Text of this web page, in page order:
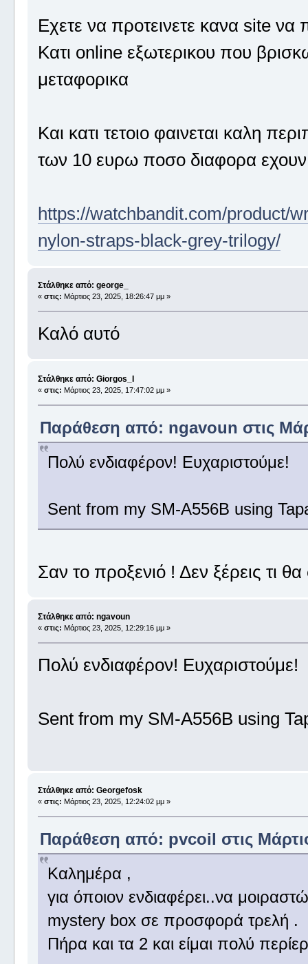
Εχετε να προτεινετε κανα site
Κατι online εξωτερικου που
μεταφορικα
Και κατι τετοιο φαινεται καλη
των 10 ευρω ποσο διαφορα εχουν
https://watchbandit.com/product/
nylon-straps-black-grey-trilogy/
Στάλθηκε από: george_
« στις: Μάρτιος 23, 2025, 18:26:47 μμ »
Καλό αυτό
Στάλθηκε από: Giorgos_I
« στις: Μάρτιος 23, 2025, 17:47:02 μμ »
Παράθεση από: ngavoun στις
Πολύ ενδιαφέρον! Ευχαριστούμε!
Sent from my SM-A556B using
Σαν το προξενιό ! Δεν ξέρεις τι
Στάλθηκε από: ngavoun
« στις: Μάρτιος 23, 2025, 12:29:16 μμ »
Πολύ ενδιαφέρον! Ευχαριστούμε!
Sent from my SM-A556B using
Στάλθηκε από: Georgefosk
« στις: Μάρτιος 23, 2025, 12:24:02 μμ »
Παράθεση από: pvcoil στις
Καλημέρα ,
για όποιον ενδιαφέρει..να
mystery box σε προσφορά τρελή .
Πήρα και τα 2 και είμαι πολύ